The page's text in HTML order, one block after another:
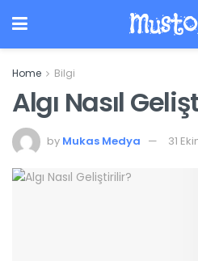
Home Bilgi
Algı Nasıl
by Mukas Medya 31